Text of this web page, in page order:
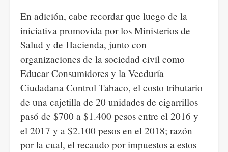
En adición, cabe recordar que luego de la
iniciativa promovida por los Ministerios de
Salud y de Hacienda, junto con
organizaciones de la sociedad civil como
Educar Consumidores y la Veeduría
Ciudadana Control Tabaco, el costo tributario
de una cajetilla de 20 unidades de cigarrillos
pasó de $700 a $1.400 pesos entre el 2016 y
el 2017 y a $2.100 pesos en el 2018; razón
por la cual, el recaudo por impuestos a estos